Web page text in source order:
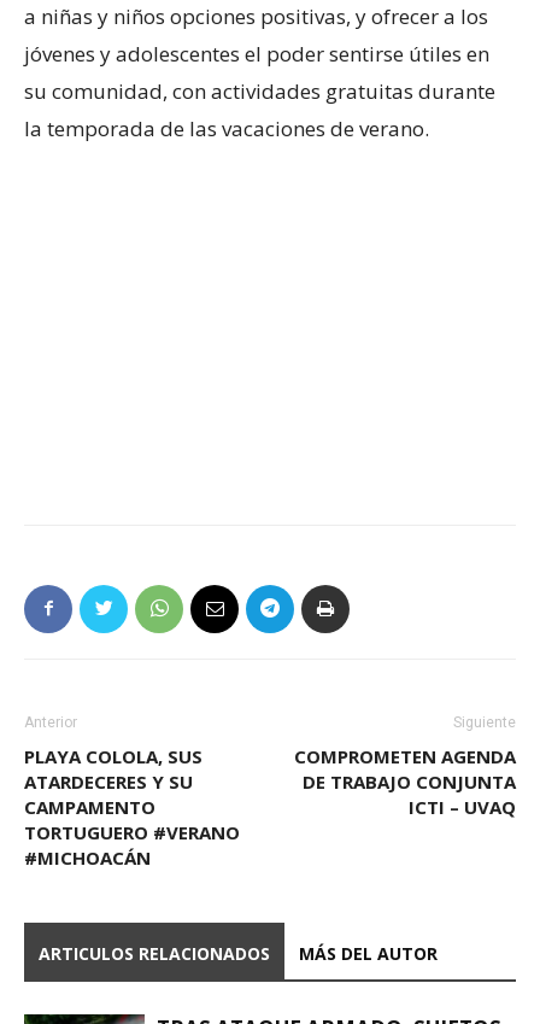
a niñas y niños opciones positivas, y ofrecer a los
jóvenes y adolescentes el poder sentirse útiles en
su comunidad, con actividades gratuitas durante
la temporada de las vacaciones de verano.
Anterior
PLAYA COLOLA, SUS
ATARDECERES Y SU
CAMPAMENTO
TORTUGUERO #VERANO
#MICHOACÁN
Siguiente
COMPROMETEN AGENDA
DE TRABAJO CONJUNTA
ICTI – UVAQ
ARTICULOS RELACIONADOS MÁS DEL AUTOR